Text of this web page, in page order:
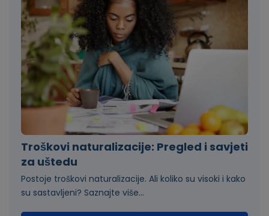
Troškovi naturalizacije: Pregled i savjeti
za uštedu
Postoje troškovi naturalizacije. Ali koliko su visoki i kako
su sastavljeni? Saznajte više...